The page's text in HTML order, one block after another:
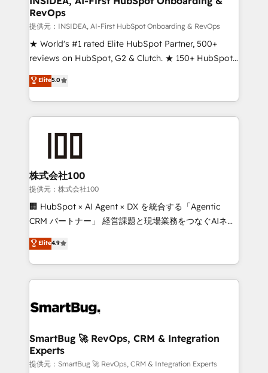
RevOps
提供元：INSIDEA, AI-First HubSpot Onboarding & RevOps
★ World's #1 rated Elite HubSpot Partner, 500+
reviews on HubSpot, G2 & Clutch. ★ 150+ HubSpot
Certified Experts & Trainers across the team ★
1,500+ implementations across five continents ★ AI-
First, RevOps-led, Onboarding obsessed ★
Company of the Year 2024/25 INSIDEA helps
and build AI-powered workflows that drive adoption
from week one, in your time zone. What we do ➤
Onboarding: Live in weeks, with workflows built
around your business, not a template. ➤ Migration:
Move from any legacy CRM. Zero downtime, full data
run your revenue process. Sales, marketing, and
service wired together. ➤ AI and Integrations: Layer
tune-ups, feature rollouts, adoption coaching. Buying
HubSpot, switching to it, or reviving a stale portal?
We are built for the work.
Elite5.0
株式会社100
提供元：株式会社100
🏢 HubSpot × AI Agent × DX を統合する「Agentic
CRM パートナー」 経営課題と現場業務をつなぐAIネイ
ティブ・エージェンシーとして、HubSpot Eliteの実装
力で顧客フロント業務を再設計します。 💡 100inc は何
をする会社か？ HubSpotを共通基盤に、AIエージェン
トを組み込んだ顧客フロント業務（マーケティング・営
ィブ・エージェンシーです。事業部・グループ会社・部
を、CRMを軸とした全社共通基盤に再構築します。意
思決定者・PMO・現場担当者に並走します。 1️⃣
HubSpot導入・活用支援 顧客データの一元化から、
Elite4.9
SmartBug 🚀 RevOps, CRM & Integration
Experts
提供元：SmartBug 🚀 RevOps, CRM & Integration Experts